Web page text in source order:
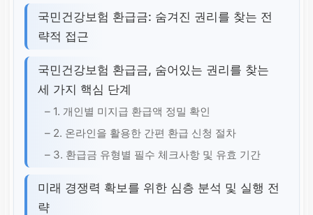
국민건강보험 환급금: 숨겨진 권리를 찾는 전
략적 접근
국민건강보험 환급금, 숨어있는 권리를 찾는
세 가지 핵심 단계
– 1. 개인별 미지급 환급액 정밀 확인
– 2. 온라인을 활용한 간편 환급 신청 절차
– 3. 환급금 유형별 필수 체크사항 및 유효 기간
미래 경쟁력 확보를 위한 심층 분석 및 실행 전
략